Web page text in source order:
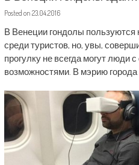
Posted on 23.04.2016
В Венеции гондолы пользуются
среди туристов, но, увы,
прогулку не всегда могут люди
возможностями. В мэрию города